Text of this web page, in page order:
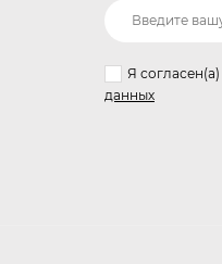
Я согласен(a)
данных